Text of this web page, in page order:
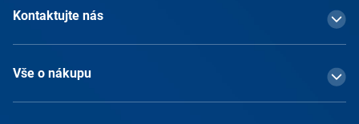
Kontaktujte nás
Vše o nákupu